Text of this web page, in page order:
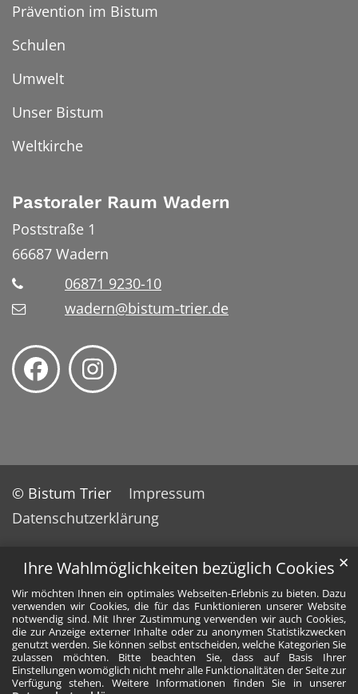
Ihre Wahlmöglichkeiten bezüglich Cookies
Wir möchten Ihnen ein optimales Webseiten-Erlebnis zu bieten. Dazu
verwenden wir Cookies, die für das Funktionieren unserer Website
notwendig sind. Mit Ihrer Zustimmung verwenden wir auch Cookies,
die zur Anzeige externer Inhalte oder zu anonymen Statistikzwecken
genutzt werden. Sie können selbst entscheiden, welche Kategorien Sie
zulassen möchten. Bitte beachten Sie, dass auf Basis Ihrer
Einstellungen womöglich nicht mehr alle Funktionalitäten der Seite zur
Verfügung stehen. Weitere Informationen finden Sie in unserer
✕
Prävention im Bistum
Schulen
Umwelt
Unser Bistum
Weltkirche
Pastoraler Raum Wadern
Poststraße 1
66687 Wadern
06871 9230-10
wadern@bistum-trier.de
© Bistum Trier
Impressum
Datenschutzerklärung